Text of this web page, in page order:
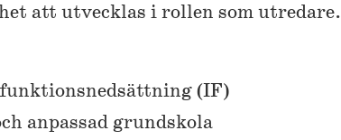
att utvecklas i rollen som utredare.
(IF)
anpassad grundskola